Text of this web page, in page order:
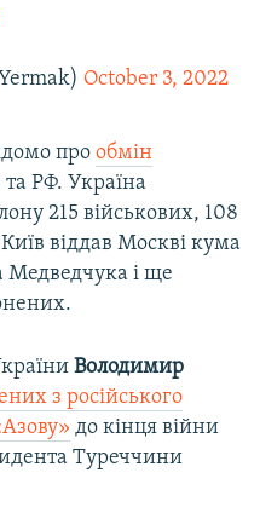
October 3, 2022
про обмін
РФ. Україна
215 військових, 108
віддав Москві кума
Медведчука і ще
Володимир
з російського
до кінця війни
Туреччини